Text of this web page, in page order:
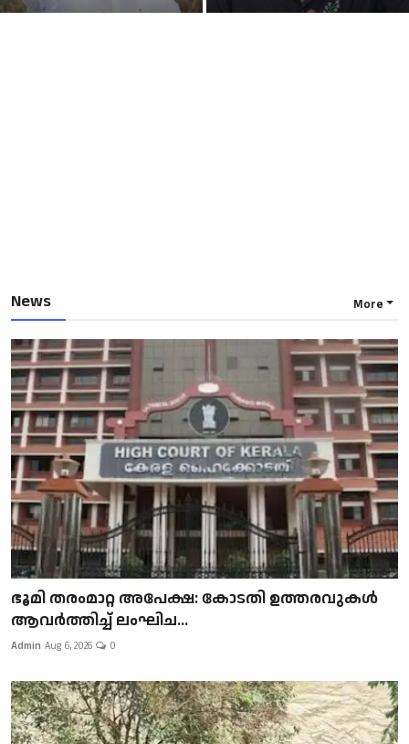
News More
ഭൂമി തരംമാറ്റ അപേക്ഷ: കോടതി ഉത്തരവുകൾ
ആവർത്തിച്ച് ലംഘിച...
Admin Aug 6, 2026 0